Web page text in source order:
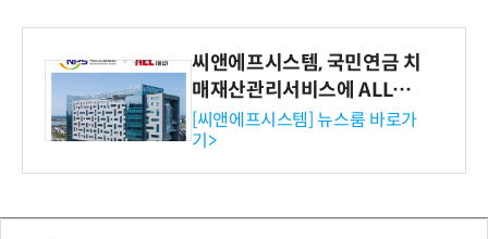
씨앤에프시스템, 국민연금 치
매재산관리서비스에 ALL# E
RP 공급
[씨앤에프시스템] 뉴스룸 바로가
기>